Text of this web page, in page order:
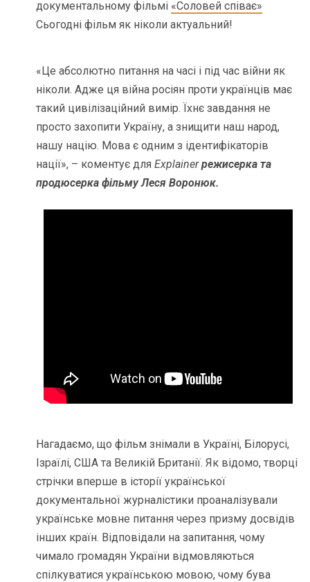
документальному фільмі «Соловей співає»
Сьогодні фільм як ніколи актуальний!
«Це абсолютно питання на часі і під час війни як
ніколи. Адже ця війна росіян проти українців має
такий цивілізаційний вимір. Їхнє завдання не
просто захопити Україну, а знищити наш народ,
нашу націю. Мова є одним з ідентифікаторів
нації», – коментує дляExplainer режисерка та
продюсерка фільму Леся Воронюк.
Нагадаємо, що фільм знімали в Україні, Білорусі,
Ізраїлі, США та Великій Британії. Як відомо, творці
стрічки вперше в історії української
документальної журналістики проаналізували
українське мовне питання через призму досвідів
інших країн. Відповідали на запитання, чому
чимало громадян України відмовляються
спілкуватися українською мовою, чому бува